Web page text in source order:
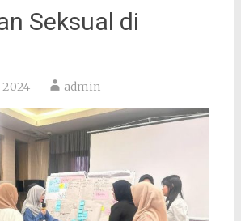
Seksual di
2024 admin